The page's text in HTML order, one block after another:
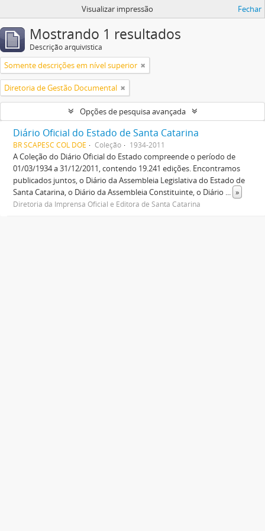
Visualizar impressão Fechar
Mostrando 1 resultados
Descrição arquivística
Somente descrições em nível superior
Diretoria de Gestão Documental
Opções de pesquisa avançada
Diário Oficial do Estado de Santa Catarina
BR SCAPESC COL DOE Coleção 1934-2011
A Coleção do Diário Oficial do Estado compreende o período de
01/03/1934 a 31/12/2011, contendo 19.241 edições. Encontramos
publicados juntos, o Diário da Assembleia Legislativa do Estado de
Santa Catarina, o Diário da Assembleia Constituinte, o Diário ... »
Diretoria da Imprensa Oficial e Editora de Santa Catarina